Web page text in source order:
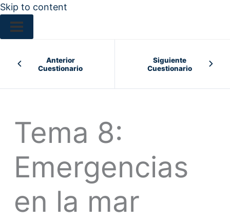
Skip to content
Anterior
Cuestionario
Siguiente
Cuestionario
Tema 8:
Emergencias
en la mar